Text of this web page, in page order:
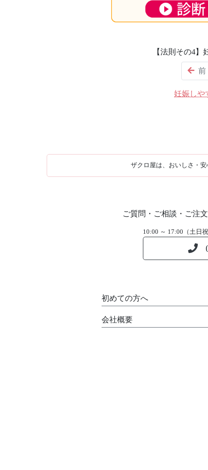
【法則その4
前
妊娠しや
ザクロ屋は、おいしさ・
ご質問・ご相談・ご注
10:00 ～ 17:00（土日
初めての方へ
会社概要